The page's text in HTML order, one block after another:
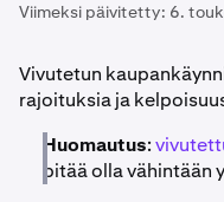
Viimeksi päivitetty: 6.
Vivutetun
rajoituksia ja
Huomautus:
pitää olla vähintään